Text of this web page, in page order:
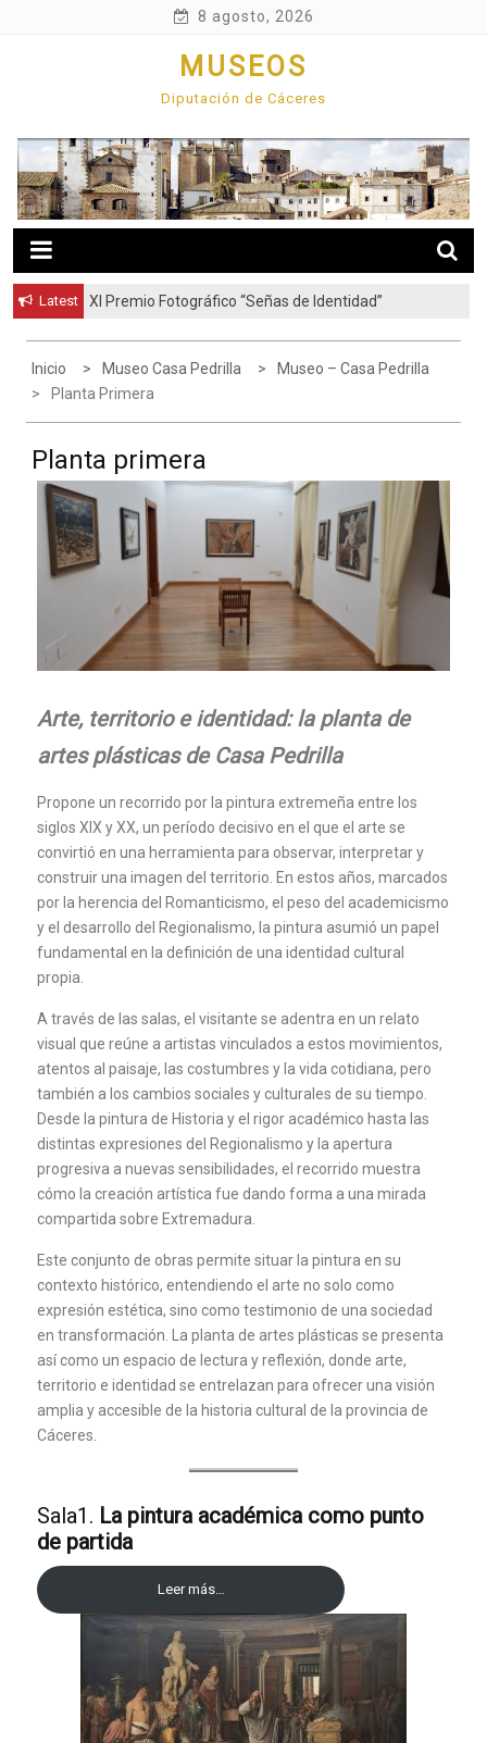
8 agosto, 2026
MUSEOS
Diputación de Cáceres
Latest XI Premio Fotográfico “Señas de Identidad”
Inicio Museo Casa Pedrilla
Museo – Casa Pedrilla
Planta Primera
Planta primera
Arte, territorio e identidad: la planta de
artes plásticas de Casa Pedrilla
Propone un recorrido por la pintura extremeña entre los
siglos XIX y XX, un período decisivo en el que el arte se
convirtió en una herramienta para observar, interpretar y
construir una imagen del territorio. En estos años, marcados
por la herencia del Romanticismo, el peso del academicismo
y el desarrollo del Regionalismo, la pintura asumió un papel
fundamental en la definición de una identidad cultural
propia.
A través de las salas, el visitante se adentra en un relato
visual que reúne a artistas vinculados a estos movimientos,
atentos al paisaje, las costumbres y la vida cotidiana, pero
también a los cambios sociales y culturales de su tiempo.
Desde la pintura de Historia y el rigor académico hasta las
distintas expresiones del Regionalismo y la apertura
progresiva a nuevas sensibilidades, el recorrido muestra
cómo la creación artística fue dando forma a una mirada
compartida sobre Extremadura.
Este conjunto de obras permite situar la pintura en su
contexto histórico, entendiendo el arte no solo como
expresión estética, sino como testimonio de una sociedad
en transformación. La planta de artes plásticas se presenta
así como un espacio de lectura y reflexión, donde arte,
territorio e identidad se entrelazan para ofrecer una visión
amplia y accesible de la historia cultural de la provincia de
Cáceres.
Sala1. La pintura académica como punto
de partida
Leer más…